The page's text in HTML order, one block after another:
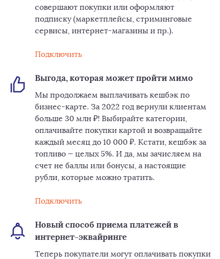
совершают покупки или оформляют
подписку (маркетплейсы, стриминговые
сервисы, интернет-магазины и пр.).
Подключить
Выгода, которая может пройти мимо
Мы продолжаем выплачивать кешбэк по
бизнес-карте. За 2022 год вернули клиентам
больше 30 млн ₽! Выбирайте категории,
оплачивайте покупки картой и возвращайте
каждый месяц до 10 000 ₽. Кстати, кешбэк за
топливо — целых 5%. И да, мы зачисляем на
счет не баллы или бонусы, а настоящие
рубли, которые можно тратить.
Подключить
Новый способ приема платежей в
интернет-эквайринге
Теперь покупатели могут оплачивать покупки